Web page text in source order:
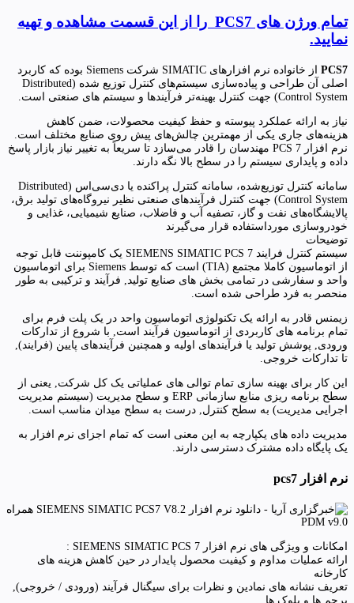
تمام ورژن های PCS7 را از این قسمت مشاهده و تهیه
نمایید.
PCS7
از خانواده نرم افزارهای SIMATIC شرکت Siemens بوده که کاربرد
اصلی آن طراحی و پیاده‌سازی سیستم‌های کنترل توزیع شده (Distributed
Control System) جهت کنترل بهینه‌تر فرآیندها و سیستم های صنعتی است.
نیاز به ارائه عملکرد پیوسته و حفظ کیفیت محصولات، ضمن کاهش
هزینه‌های جاری یکی از مهمترین چالش‌های پیش روی صنایع مختلف است.
نرم افزار PCS 7 مهندسان را قادر می‌سازد تا سریعاً به تغییر نیاز بازار پاسخ
داده و پایداری سیستم را در سطح بالا نگه دارند.
سامانه کنترل توزیع‌شده، سامانه کنترل پراکنده یا دی‌سی‌اس (Distributed
Control System) جهت کنترل فرآیندهای صنعتی نظیر نیروگاه‌های تولید برق،
پالایشگاه‌های نفت و گاز، تصفیه آب و فاضلاب، صنایع شیمیایی، غذایی و
خودروسازی مورداستفاده قرار می‌گیرند
توضیحات
سیستم کنترل فرایند SIEMENS SIMATIC PCS 7 یک کامپوننت قابل توجه
از اتوماسیون کاملا مجتمع (TIA) است که توسط Siemens برای اتوماسیون
واحد و سفارشی در تمامی بخش های صنایع تولید, فرآیند و ترکیبی به طور
منحصر به فرد طراحی شده است.
زیمنس قادر به ارائه یک تکنولوژی اتوماسیون واحد در یک پلت فرم برای
تمام برنامه های کاربردی از اتوماسیون فرآیند است, با شروع از تدارکات
ورودی, پوشش تولید یا فرآیندهای اولیه و همچنین فرآیندهای پایین (فرایند),
تا تدارکات خروجی.
این کار برای بهینه سازی تمام توالی های عملیاتی یک کل شرکت, یعنی از
سطح برنامه ریزی منابع سازمانی ERP و سطح مدیریت (سیستم مدیریت
اجرایی مدیریت) به سطح کنترل, درست به سطح میدان مناسب است.
مدیریت داده های یکپارچه به این معنی است که تمام اجزای نرم افزار به
یک پایگاه داده مشترک دسترسی دارند.
نرم افزار pcs7
امکانات و ویژگی های نرم افزار SIEMENS SIMATIC PCS 7 :
ارائه عملیات مداوم و کیفیت محصول پایدار در حین کاهش هزینه های
کارخانه
تعریف نشانه های نمادین و نظرات برای سیگنال فرآیند (ورودی / خروجی),
پرچم ها و بلوک ها